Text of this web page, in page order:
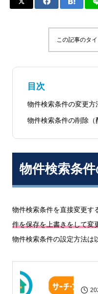
この記事のタ
目次
物件検索条件の変更方
物件検索条件の削除（
物件検索条
物件検索条件を直接変更す
件を保存を上書きをして変
物件検索条件の設定方法は